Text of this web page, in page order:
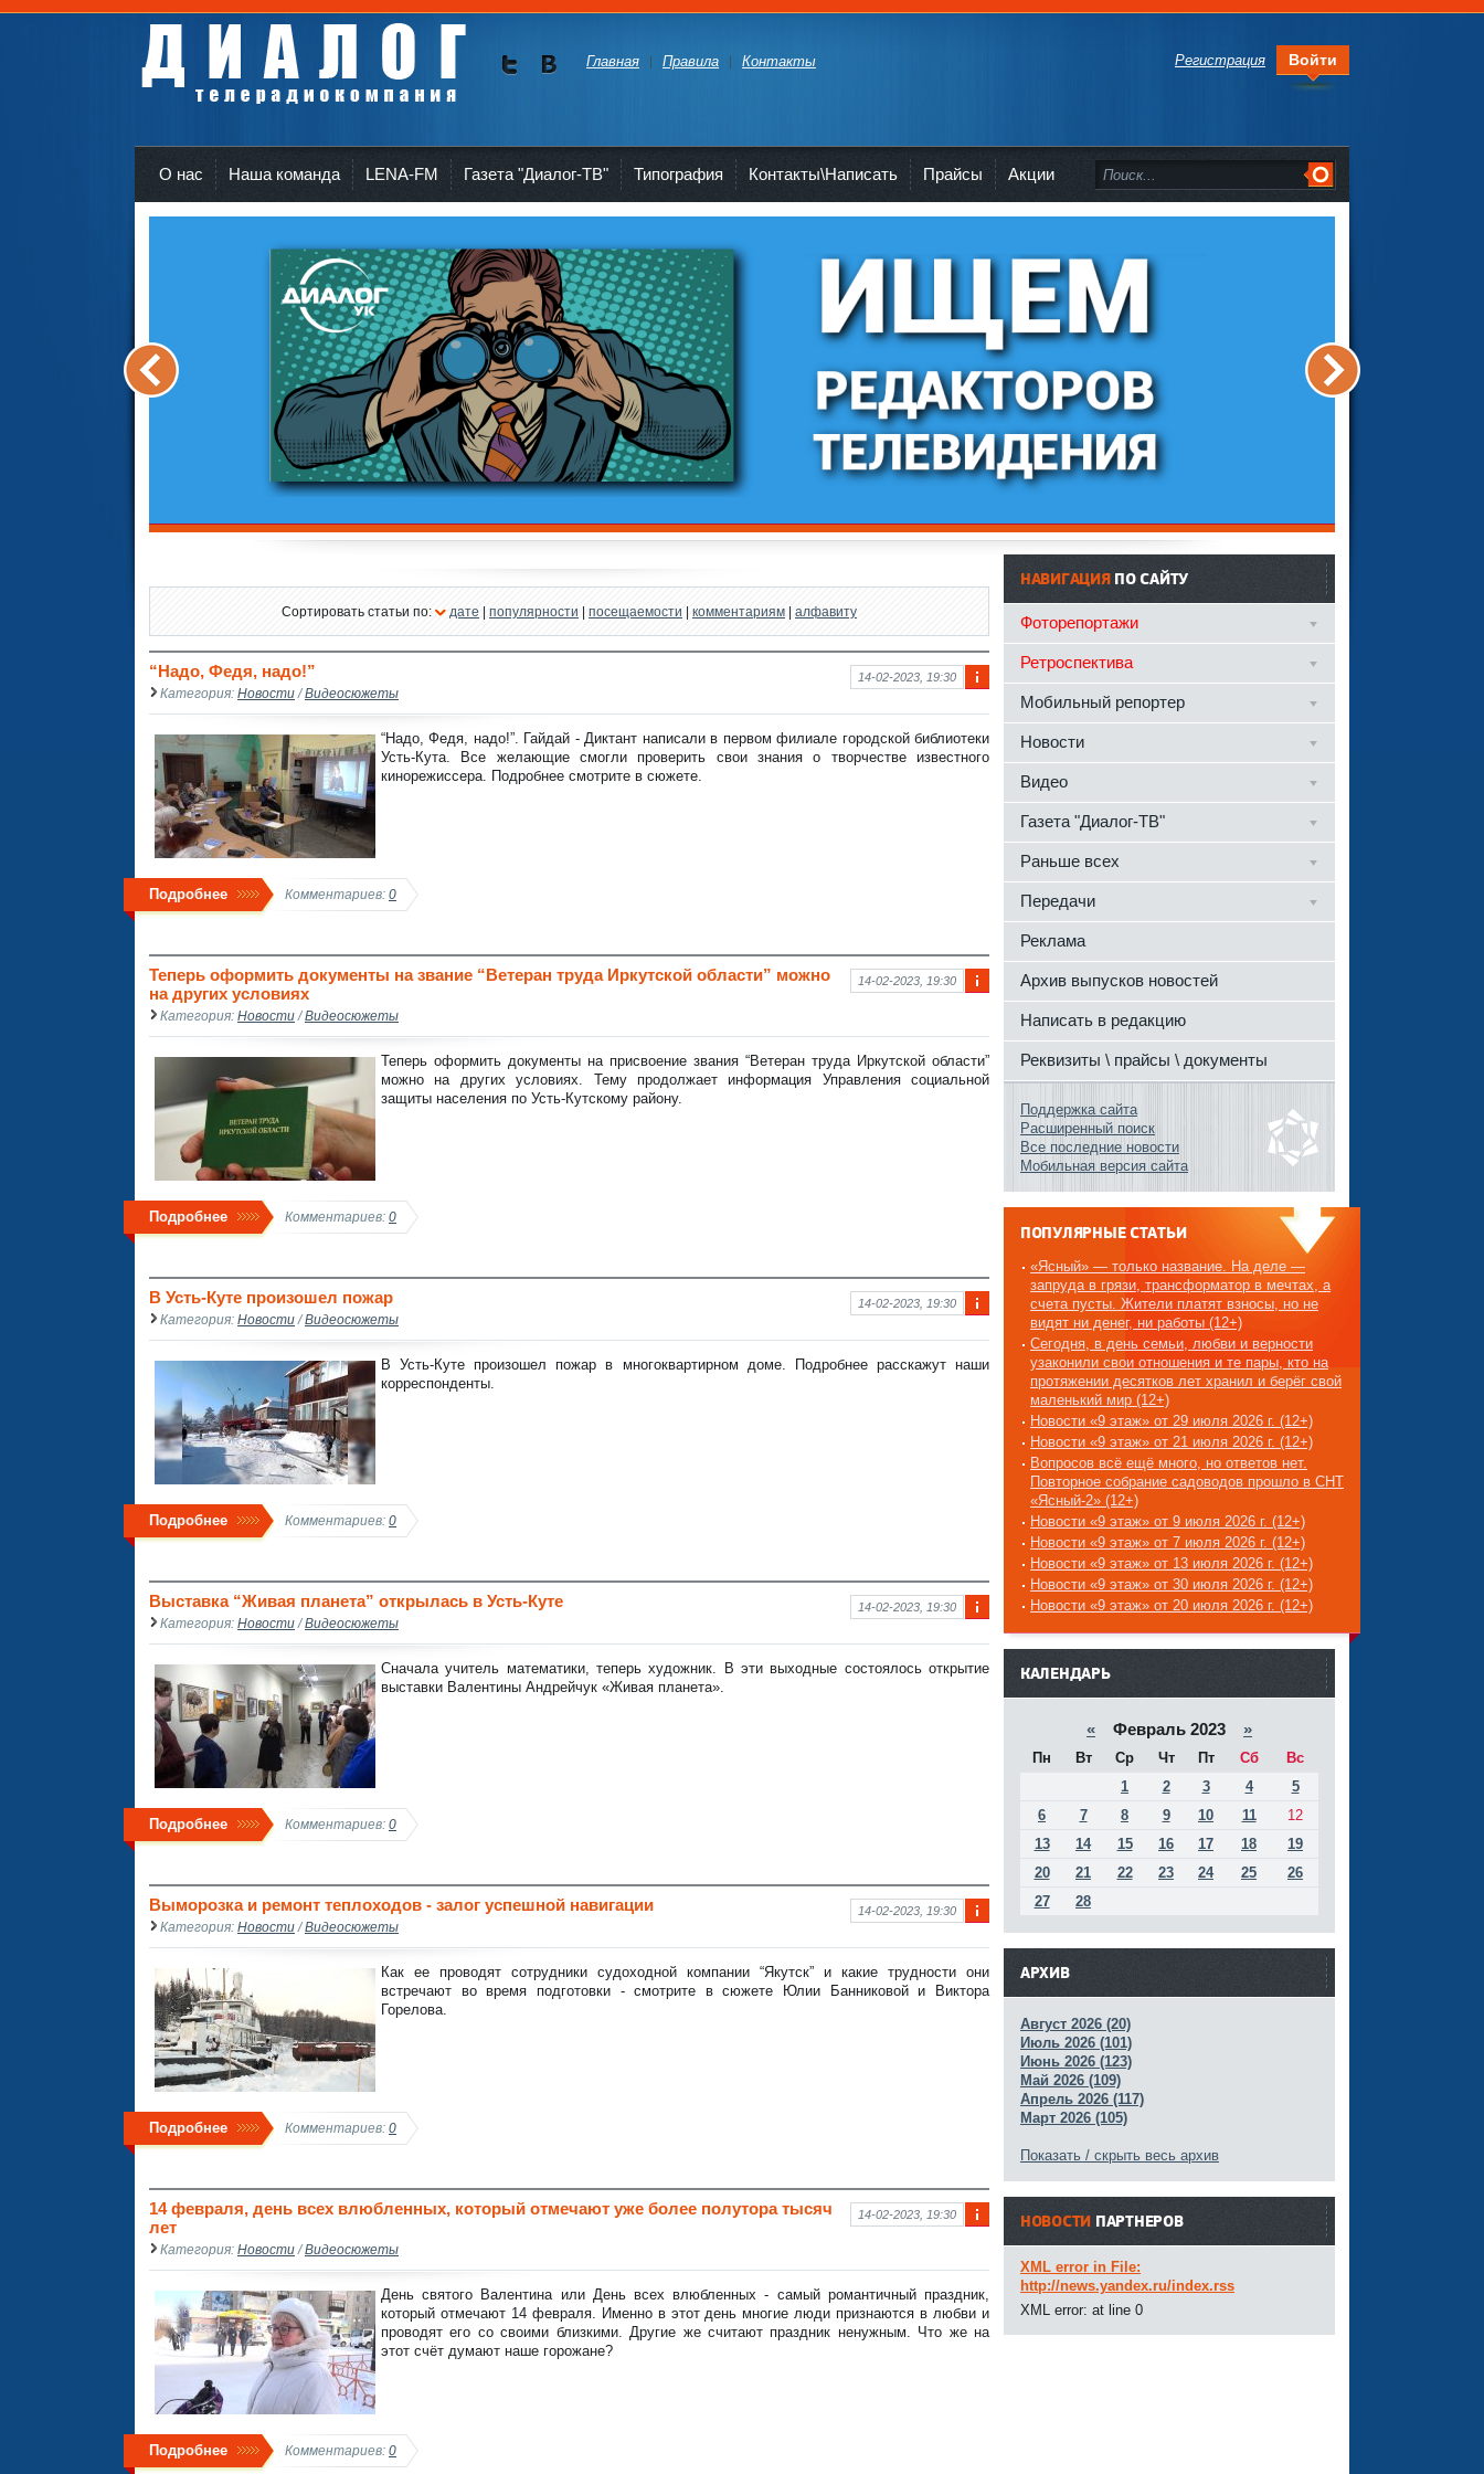
Регистрация Войти
Главная Правила Контакты
О нас Наша команда LENA-FM Газета "Диалог-ТВ" Типография Контакты\Написать Прайсы Акции
Сортировать статьи по: дате | популярности | посещаемости | комментариям | алфавиту
фо
аци
я к
14-02-2023, 19:30
“Надо, Федя, надо!”
Категория: Новости /Видеосюжеты
“Надо, Федя, надо!”. Гайдай - Диктант написали в первом филиале городской библиотеки
Усть-Кута. Все желающие смогли проверить свои знания о творчестве известного
кинорежиссера. Подробнее смотрите в сюжете.
Подробнее Комментариев: 0
рм
я к
нов
14-02-2023, 19:30
Теперь оформить документы на звание “Ветеран труда Иркутской области” можно
на других условиях
Категория: Новости /Видеосюжеты
Теперь оформить документы на присвоение звания “Ветеран труда Иркутской области”
можно на других условиях. Тему продолжает информация Управления социальной
защиты населения по Усть-Кутскому району.
Подробнее Комментариев: 0
фо
аци
14-02-2023, 19:30
В Усть-Куте произошел пожар
Категория: Новости /Видеосюжеты
В Усть-Куте произошел пожар в многоквартирном доме. Подробнее расскажут наши
корреспонденты.
Подробнее Комментариев: 0
фо
аци
14-02-2023, 19:30
Выставка “Живая планета” открылась в Усть-Куте
Категория: Новости /Видеосюжеты
Сначала учитель математики, теперь художник. В эти выходные состоялось открытие
выставки Валентины Андрейчук «Живая планета».
Подробнее Комментариев: 0
фо
аци
я к
14-02-2023, 19:30
Выморозка и ремонт теплоходов - залог успешной навигации
Категория: Новости /Видеосюжеты
Как ее проводят сотрудники судоходной компании “Якутск” и какие трудности они
встречают во время подготовки - смотрите в сюжете Юлии Банниковой и Виктора
Горелова.
Подробнее Комментариев: 0
рм
я к
нов
ост
14-02-2023, 19:30
14 февраля, день всех влюбленных, который отмечают уже более полутора тысяч
лет
Категория: Новости /Видеосюжеты
День святого Валентина или День всех влюбленных - самый романтичный праздник,
который отмечают 14 февраля. Именно в этот день многие люди признаются в любви и
проводят его со своими близкими. Другие же считают праздник ненужным. Что же на
этот счёт думают наше горожане?
Подробнее Комментариев: 0
НАВИГАЦИЯПО САЙТУ
Фоторепортажи
Ретроспектива
Мобильный репортер
Новости
Видео
Газета "Диалог-ТВ"
Раньше всех
Передачи
Реклама
Архив выпусков новостей
Написать в редакцию
Реквизиты \ прайсы \ документы
Поддержка сайта
Расширенный поиск
Все последние новости
Мобильная версия сайта
ПОПУЛЯРНЫЕ СТАТЬИ
«Ясный» — только название. На деле —
запруда в грязи, трансформатор в мечтах, а
счета пусты. Жители платят взносы, но не
видят ни денег, ни работы (12+)
Сегодня, в день семьи, любви и верности
узаконили свои отношения и те пары, кто на
протяжении десятков лет хранил и берёг свой
маленький мир (12+)
Новости «9 этаж» от 29 июля 2026 г. (12+)
Новости «9 этаж» от 21 июля 2026 г. (12+)
Вопросов всё ещё много, но ответов нет.
Повторное собрание садоводов прошло в СНТ
«Ясный-2» (12+)
Новости «9 этаж» от 9 июля 2026 г. (12+)
Новости «9 этаж» от 7 июля 2026 г. (12+)
Новости «9 этаж» от 13 июля 2026 г. (12+)
Новости «9 этаж» от 30 июля 2026 г. (12+)
Новости «9 этаж» от 20 июля 2026 г. (12+)
------
КАЛЕНДАРЬ
« Февраль 2023 »
Пн Вт Ср Чт Пт Сб
Вс
1
2 3 4
5
6
7 8 9 10 11
12
13
14 15 16 17 18
19
20
21 22 23 24 25
26
27
28
АРХИВ
Август 2026 (20)
Июль 2026 (101)
Июнь 2026 (123)
Май 2026 (109)
Апрель 2026 (117)
Март 2026 (105)
Показать / скрыть весь архив
НОВОСТИ ПАРТНЕРОВ
XML error in File:
http://news.yandex.ru/index.rss
XML error: at line 0